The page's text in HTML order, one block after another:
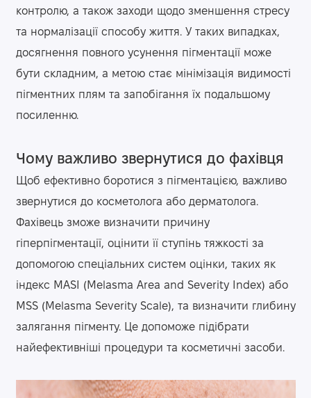
контролю, а також заходи щодо зменшення стресу
та нормалізації способу життя. У таких випадках,
досягнення повного усунення пігментації може
бути складним, а метою стає мінімізація видимості
пігментних плям та запобігання їх подальшому
посиленню.
Чому важливо звернутися до фахівця
Щоб ефективно боротися з пігментацією, важливо
звернутися до косметолога або дерматолога.
Фахівець зможе визначити причину
гіперпігментації, оцінити її ступінь тяжкості за
допомогою спеціальних систем оцінки, таких як
індекс MASI (Melasma Area and Severity Index) або
MSS (Melasma Severity Scale), та визначити глибину
залягання пігменту. Це допоможе підібрати
найефективніші процедури та косметичні засоби.